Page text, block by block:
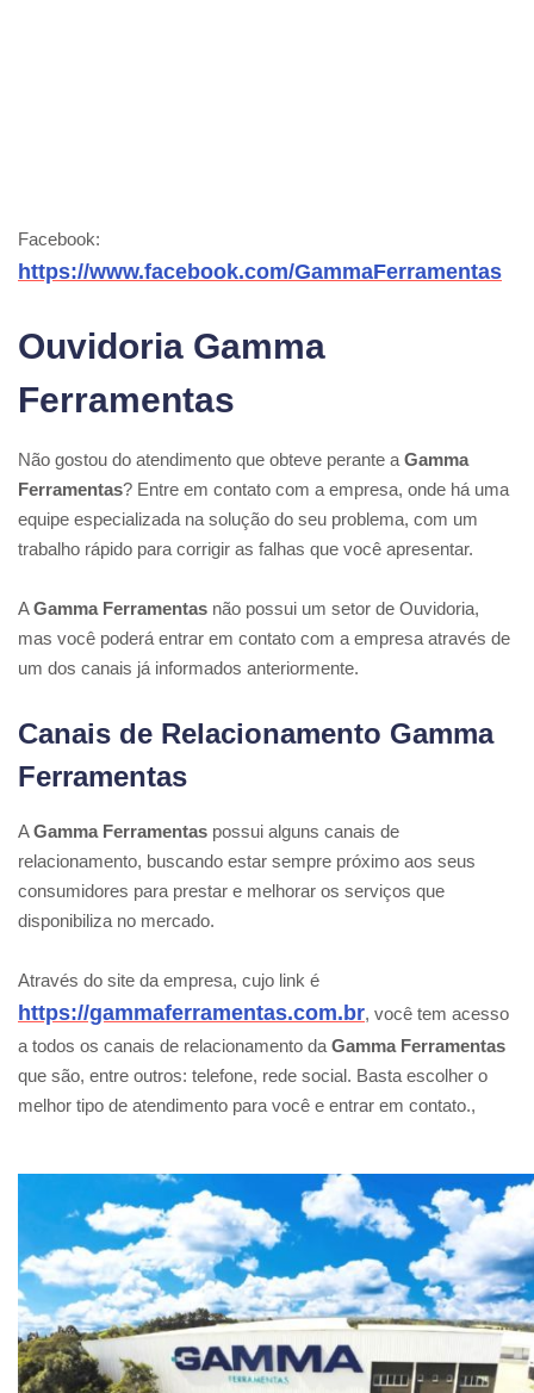
Facebook:
https://www.facebook.com/GammaFerramentas
Ouvidoria Gamma
Ferramentas
Não gostou do atendimento que obteve perante a Gamma
Ferramentas? Entre em contato com a empresa, onde há uma
equipe especializada na solução do seu problema, com um
trabalho rápido para corrigir as falhas que você apresentar.
AGamma Ferramentas não possui um setor de Ouvidoria,
mas você poderá entrar em contato com a empresa através de
um dos canais já informados anteriormente.
Canais de Relacionamento Gamma
Ferramentas
AGamma Ferramentas possui alguns canais de
relacionamento, buscando estar sempre próximo aos seus
consumidores para prestar e melhorar os serviços que
disponibiliza no mercado.
Através do site da empresa, cujo link é
https://gammaferramentas.com.br, você tem acesso
a todos os canais de relacionamento da Gamma Ferramentas
que são, entre outros: telefone, rede social. Basta escolher o
melhor tipo de atendimento para você e entrar em contato.,